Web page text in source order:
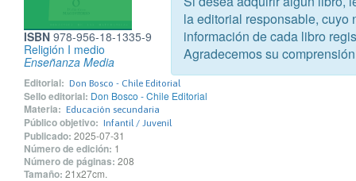
ISBN 978-956-18-1335-9
Religión I medio
Enseñanza Media
Editorial: Don Bosco - Chile Editorial
Sello editorial: Don Bosco - Chile Editorial
Materia: Educación secundaria
Público objetivo: Infantil / Juvenil
Publicado: 2025-07-31
Número de edición: 1
Número de páginas: 208
Tamaño: 21x27cm.
la editorial responsable, cuyo
información de cada libro
Agradecemos su